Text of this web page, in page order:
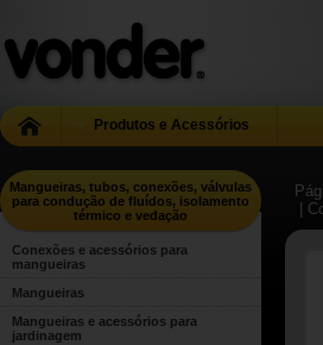
Produtos e Acessórios
Mangueiras, tubos, conexões, válvulas
para condução de fluídos, isolamento
térmico e vedação
Conexões e acessórios para
mangueiras
Mangueiras
Mangueiras e acessórios para
jardinagem
|